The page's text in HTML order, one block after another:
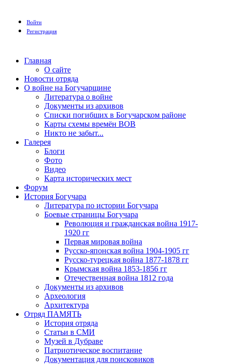
Войти
Регистрация
Главная
О сайте
Новости отряда
О войне на Богучарщине
Литература о войне
Документы из архивов
Списки погибших в Богучарском районе
Карты схемы времён ВОВ
Никто не забыт...
Галерея
Блоги
Фото
Видео
Карта исторических мест
Форум
История Богучара
Литература по истории Богучара
Боевые страницы Богучара
Революция и гражданская война 1917-
1920 гг
Первая мировая война
Русско-японская война 1904-1905 гг
Русско-турецкая война 1877-1878 гг
Крымская война 1853-1856 гг
Отечественная война 1812 года
Документы из архивов
Археология
Архитектура
Отряд ПАМЯТЬ
История отряда
Статьи в СМИ
Музей в Дубраве
Патриотическое воспитание
Документация для поисковиков